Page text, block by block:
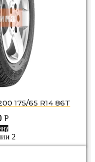
175/65 R14 86T
Р
2